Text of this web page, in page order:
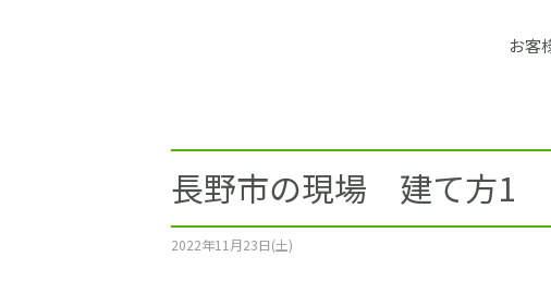
土地をお探しの方
ショールーム
お客
長野市の現場 建て方1
2022年11月23日(土)